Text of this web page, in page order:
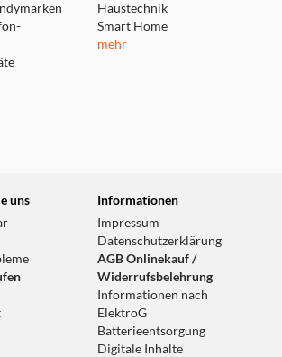
Haustechnik
Smart Home
mehr
uns
Informationen
Impressum
Datenschutzerklärung
AGB Onlinekauf /
Widerrufsbelehrung
Informationen nach
ElektroG
Batterieentsorgung
Digitale Inhalte